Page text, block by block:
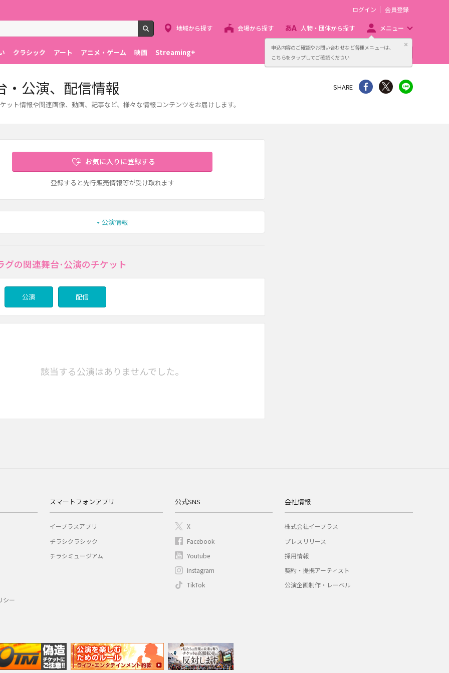
申込内容のご確認やお問い合わせなど各種メニューは、
こちらをタップしてご確認ください
閉じる
検索
ログイン 会員登録
地域から探す 会場から探す 人物・団体から探す メニュー
クラシック アート アニメ・ゲーム 映画 Streaming+ 主催者向け販売サービス
・公演、配信情報
ト情報や関連画像、動画、記事など、様々な情報コンテンツをお届けします。
SHARE シェア Twitter
お気に入りに登録する
登録すると先行販売情報等が受け取れます
公演情報
グの関連舞台･公演のチケット
公演 配信
該当する公演はありませんでした。
シー
スマートフォンアプリ
イープラスアプリ
チラシクラシック
チラシミュージアム
公式SNS
X
Facebook
Youtube
Instagram
TikTok
会社情報
株式会社イープラス
プレスリリース
採用情報
契約・提携アーティスト
公演企画制作・レーベル